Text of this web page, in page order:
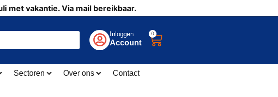
met vakantie. Via mail bereikbaar.
Inloggen
Account
0
Sectoren Over ons Contact